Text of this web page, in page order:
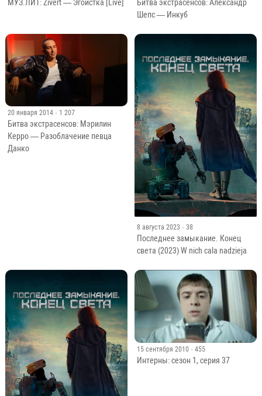
МУЗ.ЛИТ: Zivert — Эгоистка [Live]
Битва экстрасенсов: Александр
Шепс — Инкуб
20 января 2014 · 1 207
Битва экстрасенсов: Мэрилин
Керро — Разоблачение певца
Данко
8 августа 2023 · 38
Последнее замыкание. Конец
света (2023) W nich cala nadzieja
15 сентября 2010 · 455
Интерны: сезон 1, серия 37